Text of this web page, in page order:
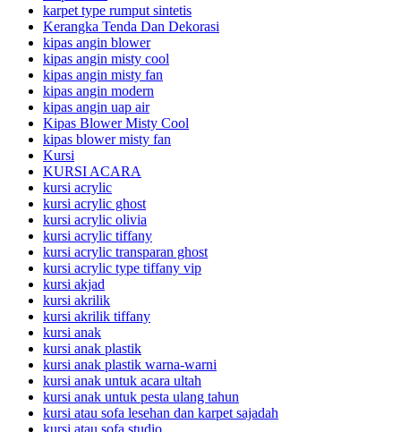
karpet type rumput sintetis
Kerangka Tenda Dan Dekorasi
kipas angin blower
kipas angin misty cool
kipas angin misty fan
kipas angin modern
kipas angin uap air
Kipas Blower Misty Cool
kipas blower misty fan
Kursi
KURSI ACARA
kursi acrylic
kursi acrylic ghost
kursi acrylic olivia
kursi acrylic tiffany
kursi acrylic transparan ghost
kursi acrylic type tiffany vip
kursi akjad
kursi akrilik
kursi akrilik tiffany
kursi anak
kursi anak plastik
kursi anak plastik warna-warni
kursi anak untuk acara ultah
kursi anak untuk pesta ulang tahun
kursi atau sofa lesehan dan karpet sajadah
kursi atau sofa studio